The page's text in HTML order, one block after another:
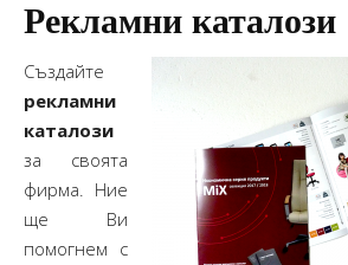
Рекламни каталози
Създайте
рекламни
каталози
за своята
фирма. Ние
ще Ви
помогнем с